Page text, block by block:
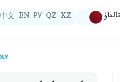
تالداۋ KZ
QZ
РУ
EN
中文